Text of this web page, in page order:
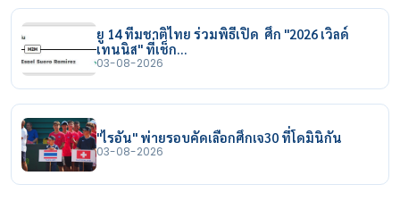
ยู 14 ทีมชาติไทย ร่วมพิธีเปิด ศึก "2026 เวิลด์
เทนนิส" ที่เช็ก…
03-08-2026
"ไรอัน" พ่ายรอบคัดเลือกศึกเจ30 ที่โดมินิกัน
03-08-2026